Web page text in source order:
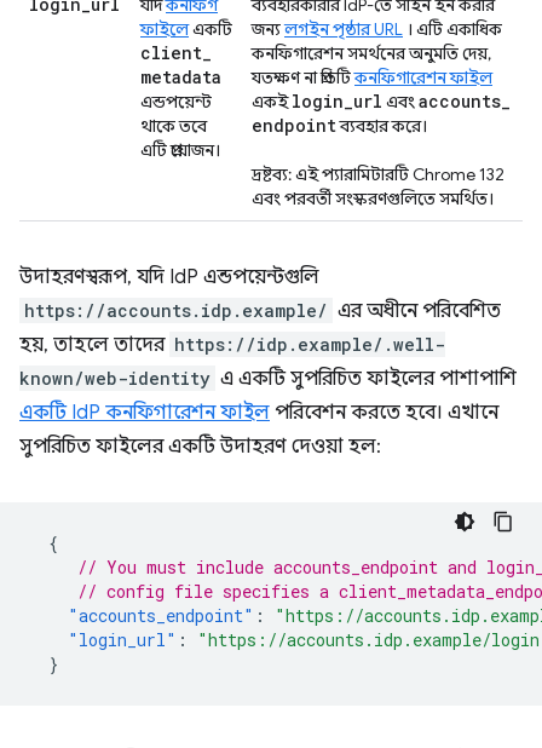
যদিকনফিগ
ফাইলেএকটি
client_
metadata
এন্ডপয়েন্ট
থাকে তবে
এটি প্রয়োজন।
ব্যবহারকারীর IdP-তে সাইন ইন করার
জন্যলগইন পৃষ্ঠার URL । এটি একাধিক
কনফিগারেশন সমর্থনের অনুমতি দেয়,
যতক্ষণ না প্রতিটিকনফিগারেশন ফাইল
একইlogin_url এবংaccounts_
endpointব্যবহার করে।
দ্রষ্টব্য: এই প্যারামিটারটি Chrome 132
এবং পরবর্তী সংস্করণগুলিতে সমর্থিত।
উদাহরণস্বরূপ, যদি IdP এন্ডপয়েন্টগুলি
https://accounts.idp.example/ এর অধীনে পরিবেশিত
হয়, তাহলে তাদের https://idp.example/.well-
known/web-identity এ একটি সুপরিচিত ফাইলের পাশাপাশি
একটি IdP কনফিগারেশন ফাইল পরিবেশন করতে হবে। এখানে
সুপরিচিত ফাইলের একটি উদাহরণ দেওয়া হল:
{
// You must include accounts_endpoint and
// config file specifies a
"accounts_endpoint" :
"https://
"login_url" :
"https://accounts.idp.example/
}